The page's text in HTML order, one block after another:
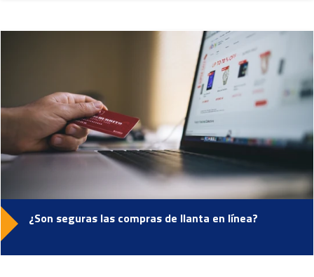
¿Son seguras las compras de llanta en línea?